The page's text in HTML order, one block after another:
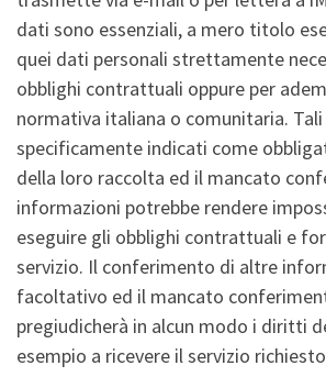
dati sono essenziali, a mero titolo
quei dati personali strettamente
obblighi contrattuali oppure per
normativa italiana o comunitaria.
specificamente indicati come
della loro raccolta ed il mancato
informazioni potrebbe rendere
eseguire gli obblighi contrattuali e
servizio. Il conferimento di altre
facoltativo ed il mancato
pregiudicherà in alcun modo i diritti
esempio a ricevere il servizio